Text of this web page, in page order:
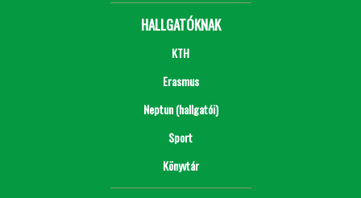
HALLGATÓKNAK
KTH
Erasmus
Neptun (hallgatói)
Sport
Könyvtár